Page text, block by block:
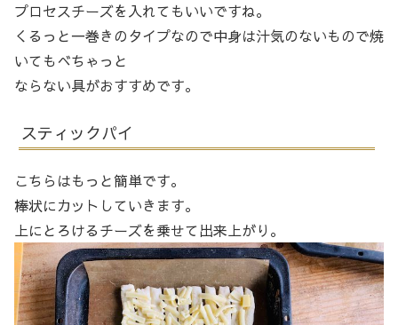
プロセスチーズを入れてもいいですね。
くるっと一巻きのタイプなので中身は汁気のないもので焼
いてもべちゃっと
ならない具がおすすめです。
スティックパイ
こちらはもっと簡単です。
棒状にカットしていきます。
上にとろけるチーズを乗せて出来上がり。